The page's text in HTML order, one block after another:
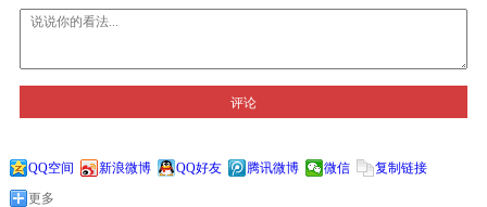
评论
QQ空间 新浪微博 QQ好友 腾讯微博 微信
复制链接
更多